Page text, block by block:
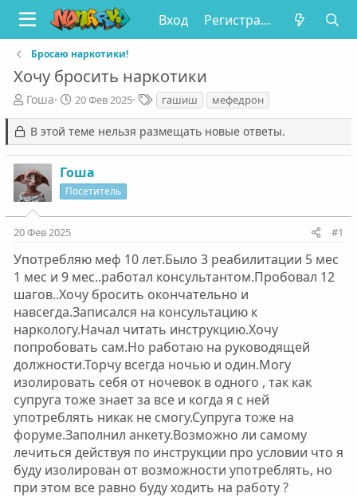
Вход Регистрация
Бросаю наркотики!
Хочу бросить наркотики
А
т
о
р
т
е
м
ы
Гоша
Д
т
а
н
а
ч
а
л
20 Фев 2025
Т
е
г
и
гашиш мефедрон
В этой теме нельзя размещать новые ответы.
Гоша
Посетитель
20 Фев 2025 #1
Употребляю меф 10 лет.Было 3 реабилитации 5 мес
1 мес и 9 мес..работал консультантом.Пробовал 12
шагов..Хочу бросить окончательно и
навсегда.Записался на консультацию к
наркологу.Начал читать инструкцию.Хочу
попробовать сам.Но работаю на руководящей
должности.Торчу всегда ночью и один.Могу
изолировать себя от ночевок в одного , так как
супруга тоже знает за все и когда я с ней
употреблять никак не смогу.Супруга тоже на
форуме.Заполнил анкету.Возможно ли самому
лечиться действуя по инструкции про условии что я
буду изолирован от возможности употреблять, но
при этом все равно буду ходить на работу ?